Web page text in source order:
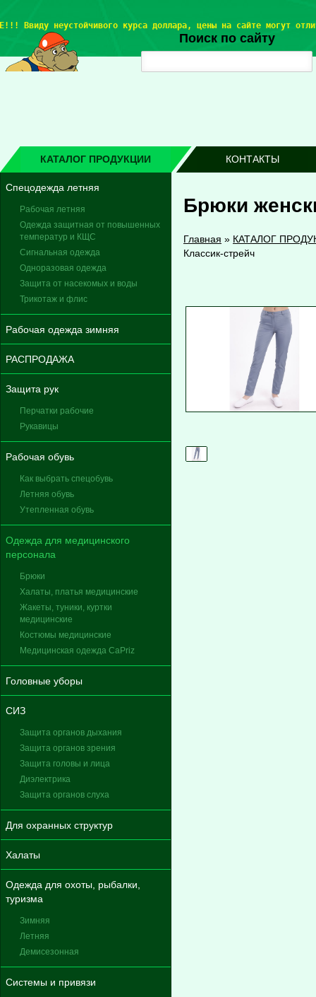
Поиск по сайту
Ввиду неустойчивого курса доллара, цены на сайте могут
КАТАЛОГ ПРОДУКЦИИ КОНТАКТЫ
Спецодежда летняя
Рабочая летняя
Одежда защитная от повышенных
температур и КЩС
Сигнальная одежда
Одноразовая одежда
Защита от насекомых и воды
Трикотаж и флис
Рабочая одежда зимняя
РАСПРОДАЖА
Защита рук
Перчатки рабочие
Рукавицы
Рабочая обувь
Как выбрать спецобувь
Летняя обувь
Утепленная обувь
Одежда для медицинского
персонала
Брюки
Халаты, платья медицинские
Жакеты, туники, куртки
медицинские
Костюмы медицинские
Медицинская одежда CaPriz
Головные уборы
СИЗ
Защита органов дыхания
Защита органов зрения
Защита головы и лица
Диэлектрика
Защита органов слуха
Для охранных структур
Халаты
Одежда для охоты, рыбалки,
туризма
Зимняя
Летняя
Демисезонная
Системы и привязи
Брюки
Главная » КАТАЛОГ
Классик-стрейч